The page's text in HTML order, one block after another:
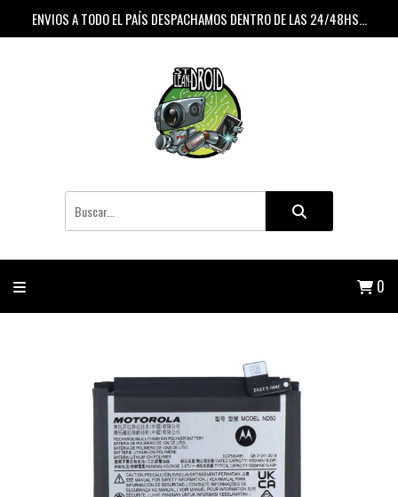
ENVIOS A TODO EL PAÍS DESPACHAMOS DENTRO DE LAS 24/48HS...
0